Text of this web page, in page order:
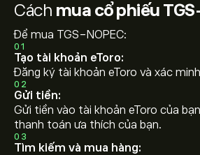
Cách mua cổ phiếu
Để mua TGS-NOPEC:
01
Tạo tài khoản eToro:
Đăng ký tài khoản eToro và xác
02
Gửi tiền:
Gửi tiền vào tài khoản eToro của
thanh toán ưa thích của bạn.
03
Tìm kiếm và mua hàng: